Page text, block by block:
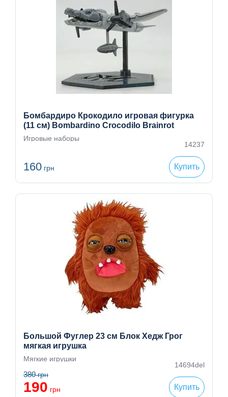
Бомбардиро Крокодило игровая фигурка
(11 см) Bombardino Crocodilo Brainrot
Игровые наборы
14237
160 грн Купить
Большой Фуглер 23 см Блок Хедж Грог
мягкая игрушка
Мягкие игрушки
14694del
380грн
190 грн Купить